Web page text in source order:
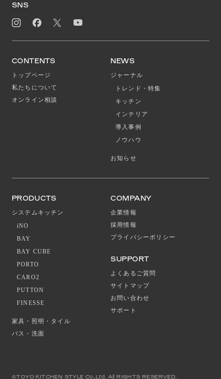
SNS
CONTENTS
トップページ
私たちについて
オンライン相談
NEWS
ジャーナル
トレンド・特集
キッチン
インテリア
導入事例
ノウハウ
お知らせ
PRODUCTS
システムキッチン
iNO
BAY
BAY CUBE
PORTO
CARO2
PUTTON
FINESSE
家具・照明・タイル
バス・洗面
COMPANY
企業情報
採用情報
プライバシーポリシー
SUPPORT
よくあるご質問
サイトマップ
お問い合わせ
サポート
©TOYO KITCHEN STYLE Co.,Ltd. All RIGHTS RESERVED.